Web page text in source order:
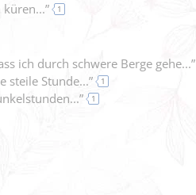
1
ich durch schwere Berge gehe...”
steile Stunde...” 1
1